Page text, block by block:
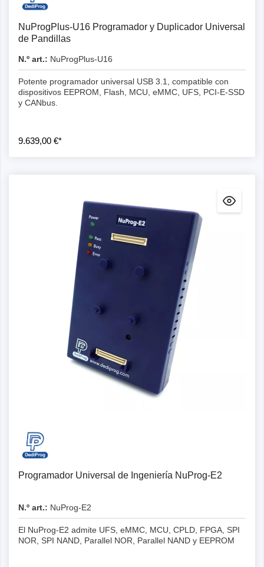
NuProgPlus-U16 Programador y Duplicador Universal
de Pandillas
N.º art.: NuProgPlus-U16
Potente programador universal USB 3.1, compatible con
dispositivos EEPROM, Flash, MCU, eMMC, UFS, PCI-E-SSD
y CANbus.
9.639,00 €*
Programador Universal de Ingeniería NuProg-E2
N.º art.: NuProg-E2
El NuProg-E2 admite UFS, eMMC, MCU, CPLD, FPGA, SPI
NOR, SPI NAND, Parallel NOR, Parallel NAND y EEPROM